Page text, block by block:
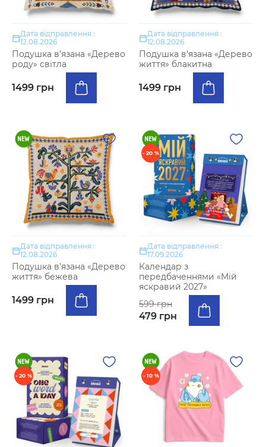
Дата відправлення :
12.08.2026
Подушка в’язана «Дерево
роду» світла
1499 грн
Дата відправлення :
12.08.2026
Подушка в’язана «Дерево
життя» блакитна
1499 грн
Дата відправлення :
12.08.2026
Подушка в’язана «Дерево
життя» бежева
1499 грн
- 20 %
Дата відправлення :
17.09.2026
Календар з
передбаченнями «Мій
яскравий 2027»
599 грн
479 грн
- 20 % - 10 %